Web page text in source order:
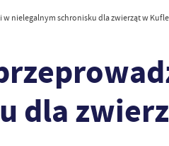
nielegalnym schronisku dla zwierząt w
dla